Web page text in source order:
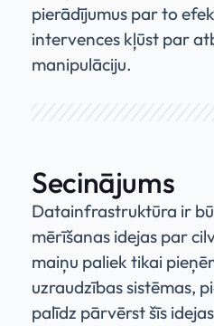
pierādījumus par to
intervences kļūst par
manipulāciju.
Secinājums
Datainfrastruktūra ir
mērīšanas idejas par
maiņu paliek tikai
uzraudzības sistēmas,
palīdz pārvērst šīs